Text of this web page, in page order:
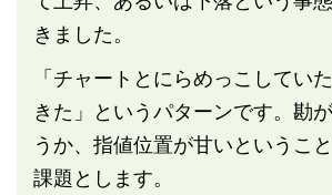
きました。
「チャートとにらめっこしてい
きた」というパターンです。勘
うか、指値位置が甘いというこ
課題とします。